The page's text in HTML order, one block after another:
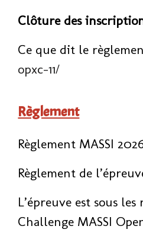
Clôture des
Ce que dit le
opxc-11/
Règlement
Règlement MASSI
Règlement de
L’épreuve est sous
Challenge MASSI